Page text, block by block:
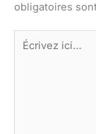
obligatoires
Écrivez
ici…